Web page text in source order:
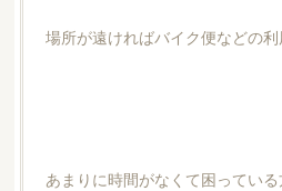
場所が遠ければバイク便などの利
あまりに時間がなくて困っている